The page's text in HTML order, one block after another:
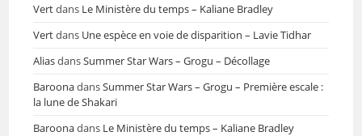
Vertdans Le Ministère du temps – Kaliane Bradley
Vertdans Une espèce en voie de disparition – Lavie Tidhar
AliasdansSummer Star Wars – Grogu – Décollage
BaroonadansSummer Star Wars – Grogu – Première escale :
la lune de Shakari
Baroonadans Le Ministère du temps – Kaliane Bradley